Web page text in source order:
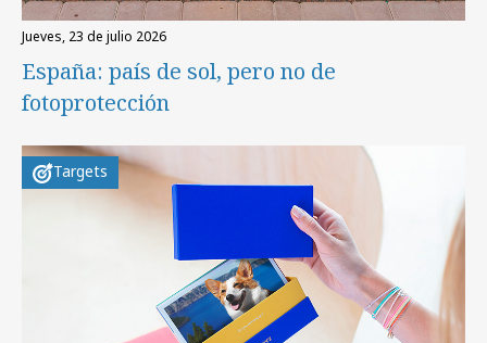
jueves, 23 de julio 2026
España: país de sol, pero no de
fotoprotección
Targets